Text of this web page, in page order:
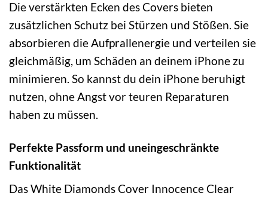
Die verstärkten Ecken des Covers bieten
zusätzlichen Schutz bei Stürzen und Stößen. Sie
absorbieren die Aufprallenergie und verteilen sie
gleichmäßig, um Schäden an deinem iPhone zu
minimieren. So kannst du dein iPhone beruhigt
nutzen, ohne Angst vor teuren Reparaturen
haben zu müssen.
Perfekte Passform und uneingeschränkte
Funktionalität
Das White Diamonds Cover Innocence Clear